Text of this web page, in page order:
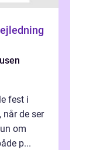
fest i
når de ser
om
p...